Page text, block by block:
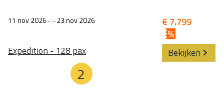
11 nov 2026‐ 23 nov 2026
Expedition - 128 pax
€ 7.799
2
Bekijken